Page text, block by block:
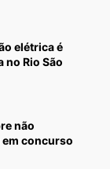
elétrica é
Rio São
não
concurso